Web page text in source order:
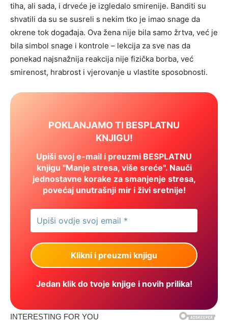
tiha, ali sada, i drveće je izgledalo smirenije. Banditi su
shvatili da su se susreli s nekim tko je imao snage da
okrene tok događaja. Ova žena nije bila samo žrtva, već je
bila simbol snage i kontrole – lekcija za sve nas da
ponekad najsnažnija reakcija nije fizička borba, već
smirenost, hrabrost i vjerovanje u vlastite sposobnosti.
POKLANJAMO TI BESPLATNU
KNJIGU!
Upiši svoj e-mail i preuzmi BESPLATNU
knjigu "Manje stresa, više sreće". Nauči
jednostavne korake za smanjenje stresa,
povećaj unutrašnji mir i živi sretnije!
Jedan klik do tvoje knjige i novih prilika!